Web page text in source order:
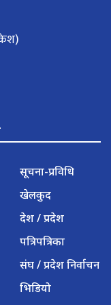
सूचना-प्रविधि
खेलकुद
देश / प्रदेश
पत्रिपत्रिका
संघ / प्रदेश निर्वाचन
भिडियो